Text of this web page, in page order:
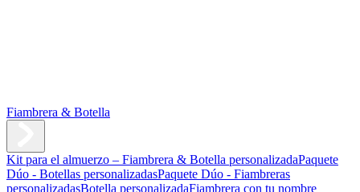
Fiambrera & Botella
Kit para el almuerzo – Fiambrera & Botella personalizadaPaquete
Dúo - Botellas personalizadasPaquete Dúo - Fiambreras
personalizadasBotella personalizadaFiambrera con tu nombre